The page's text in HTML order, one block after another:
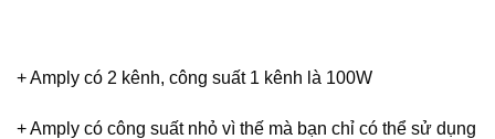
+ Amply có 2 kênh, công suất 1 kênh là 100W
+ Amply có công suất nhỏ vì thế mà bạn chỉ có thể sử dụng